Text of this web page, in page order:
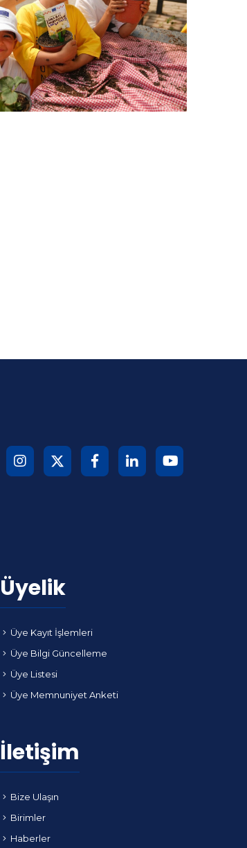
Üyelik
Üye Kayıt İşlemleri
Üye Bilgi Güncelleme
Üye Listesi
Üye Memnuniyet Anketi
İletişim
Bize Ulaşın
Birimler
Haberler